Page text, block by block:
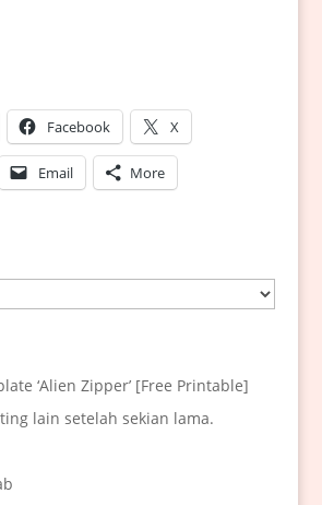
Facebook X
Email More
‘Alien Zipper’ [Free Printable]
lain setelah sekian lama.